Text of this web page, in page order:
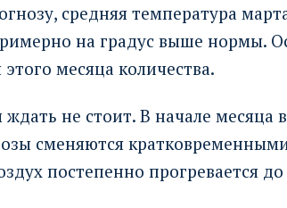
средняя температура
на градус выше нормы.
месяца количества.
не стоит. В начале месяца
сменяются
постепенно прогревается